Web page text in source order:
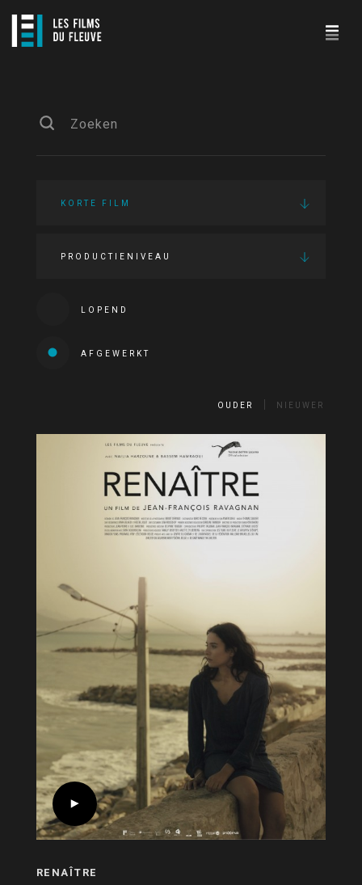
KORTE FILM
PRODUCTIENIVEAU
LOPEND
AFGEWERKT
OUDER NIEUWER
RENAÎTRE